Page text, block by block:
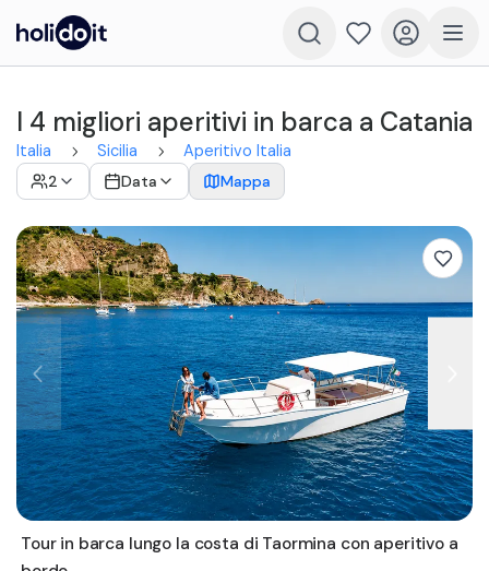
I 4 migliori aperitivi in barca a Catania
Italia Sicilia
Aperitivo Italia
2
Data Mappa
Tour in barca lungo la costa di Taormina con aperitivo a